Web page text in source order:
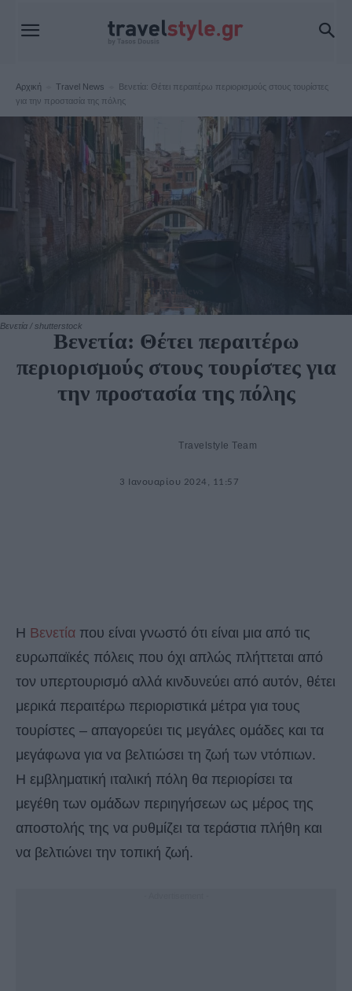
Αρχική Travel News
Βενετία: Θέτει περαιτέρω περιορισμούς στους τουρίστες
για την προστασία της πόλης
Βενετία / shutterstock
Travel News
Βενετία: Θέτει περαιτέρω
περιορισμούς στους τουρίστες για
την προστασία της πόλης
Travelstyle Team
3 Ιανουαρίου 2024, 11:57
Η Βενετία που είναι γνωστό ότι είναι μια από τις
ευρωπαϊκές πόλεις που όχι απλώς πλήττεται από
τον υπερτουρισμό αλλά κινδυνεύει από αυτόν, θέτει
μερικά περαιτέρω περιοριστικά μέτρα για τους
τουρίστες – απαγορεύει τις μεγάλες ομάδες και τα
μεγάφωνα για να βελτιώσει τη ζωή των ντόπιων.
Η εμβληματική ιταλική πόλη θα περιορίσει τα
μεγέθη των ομάδων περιηγήσεων ως μέρος της
αποστολής της να ρυθμίζει τα τεράστια πλήθη και
να βελτιώνει την τοπική ζωή.